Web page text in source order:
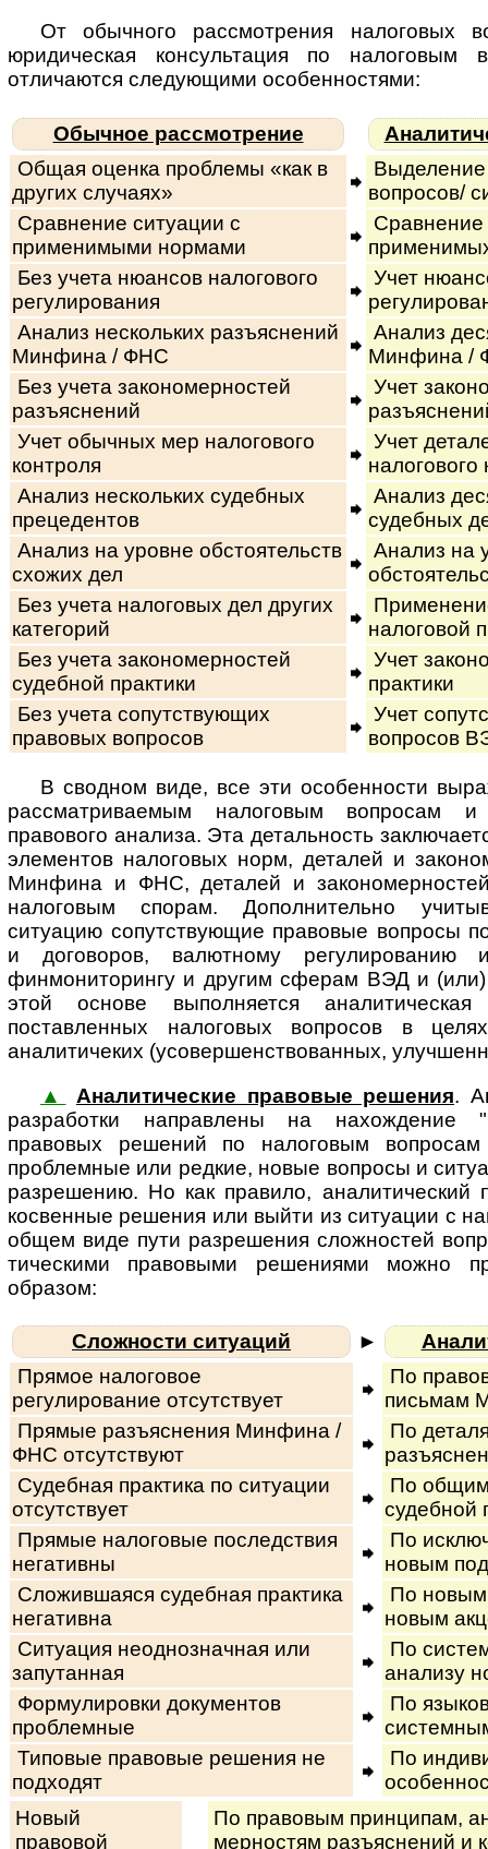
От обычного рассмотрения налоговых
юридическая консультация по налоговым
отличаются сле­ду­ю­щи­ми особенностями:
Обычное рассмотрение
Общая оценка проблемы «как в
других случаях»
вопросов/
Сравнение ситуации с
применимыми нормами
Сравнение
Без учета нюансов налогового
регулирования
Учет
Анализ нескольких разъяснений
Минфина / ФНС
Анализ
Минфина /
Без учета закономерностей
разъяснений
Учет
Учет обычных мер налогового
контроля
Учет
налогового
Анализ нескольких судебных
прецедентов
Анализ
судебных
Анализ на уровне обстоятельств
схожих дел
Анализ на
Без учета налоговых дел других
категорий
налоговой
Без учета закономерностей
судебной практики
Учет
практики
Без учета сопутствующих
правовых вопросов
Учет
вопросов
В сводном виде, все эти особенности
рассматриваемым налоговым вопросам и
правового анализа. Эта детальность
элементов налоговых норм, деталей и
Минфина и ФНС, деталей и
налоговым спорам. Дополнительно
ситуацию сопутствующие правовые вопросы
и договоров, валютному регулированию
финмониторингу и другим сферам ВЭД и
этой основе выполняется аналитическая
поставленных налоговых вопросов в
аналитичеких (усовершенствованных,
▲
Аналитические правовые решения.
раз­ра­бот­ки на­п­рав­ле­ны на на­хож­де­ние
правовых решений по налоговым
проблемные или редкие, новые вопросы и
разрешению. Но как правило, аналитический
косвенные решения или выйти из ситуации с
общем виде пути разрешения сложностей
ти­чес­ки­ми правовыми решениями можно
образом:
Сложности ситуаций ►
Прямое налоговое
регулирование отсутствует
По
письмам
Прямые разъяснения Минфина /
ФНС отсутствуют
По
Судебная практика по ситуации
отсутствует
По общим
судебной
Прямые налоговые последствия
негативны
По
новым
Сложившаяся судебная практика
негативна
По новым
новым
Ситуация неоднозначная или
запутанная
По
анализу
Формулировки документов
проблемные
По
Типовые правовые решения не
подходят
По
Новый
правовой
По правовым принципам,
мер­нос­тям разъ­яс­не­ний и